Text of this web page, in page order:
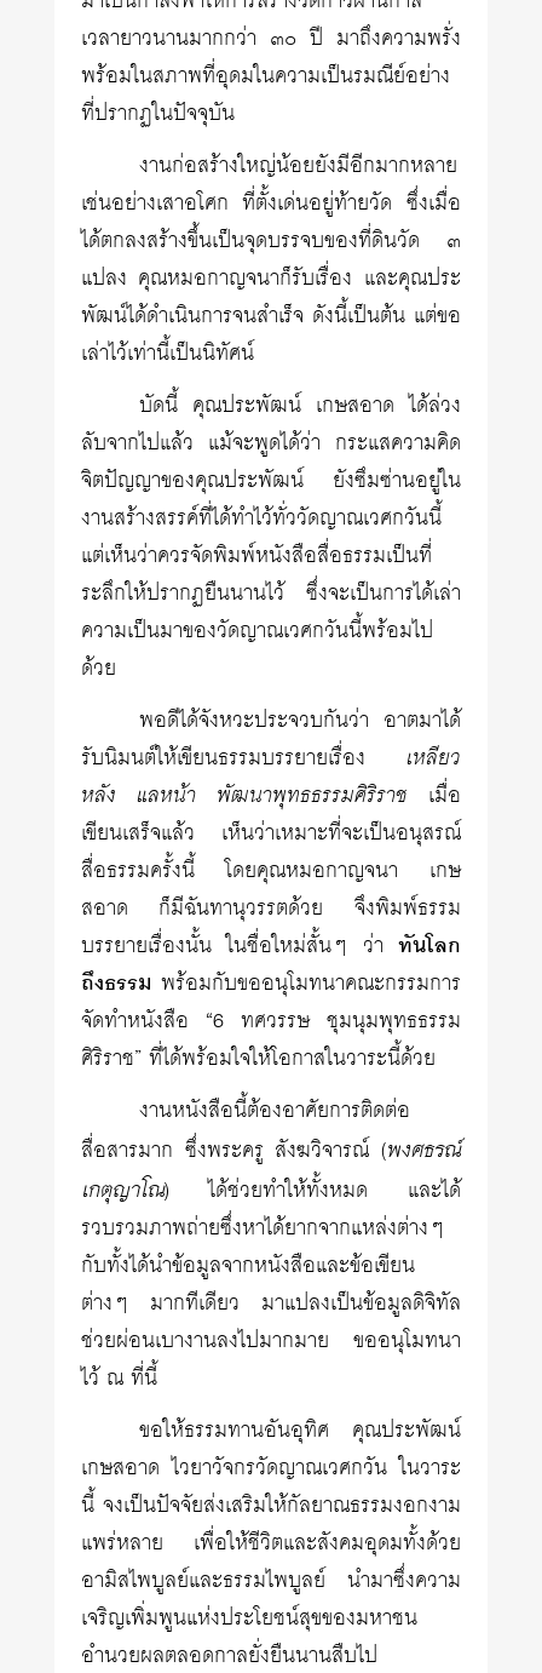
เวลายาวนานมากกว่า ๓๐ ปี มาถึงความพรั่ง
พร้อมในสภาพที่อุดมในความเป็นรมณีย์อย่าง
ที่ปรากฏในปัจจุบัน
งานก่อสร้างใหญ่น้อยยังมีอีกมากหลาย
เช่นอย่างเสาอโศก ที่ตั้งเด่นอยู่ท้ายวัด ซึ่งเมื่อ
ได้ตกลงสร้างขึ้นเป็นจุดบรรจบของที่ดินวัด ๓
แปลง คุณหมอกาญจนาก็รับเรื่อง และคุณประ
พัฒน์ได้ดำเนินการจนสำเร็จ ดังนี้เป็นต้น แต่ขอ
เล่าไว้เท่านี้เป็นนิทัศน์
บัดนี้ คุณประพัฒน์ เกษสอาด ได้ล่วง
ลับจากไปแล้ว แม้จะพูดได้ว่า กระแสความคิด
จิตปัญญาของคุณประพัฒน์ ยังซึมซ่านอยู่ใน
งานสร้างสรรค์ที่ได้ทำไว้ทั่ววัดญาณเวศกวันนี้
แต่เห็นว่าควรจัดพิมพ์หนังสือสื่อธรรมเป็นที่
ระลึกให้ปรากฏยืนนานไว้ ซึ่งจะเป็นการได้เล่า
ความเป็นมาของวัดญาณเวศกวันนี้พร้อมไป
ด้วย
พอดีได้จังหวะประจวบกันว่า อาตมาได้
รับนิมนต์ให้เขียนธรรมบรรยายเรื่อง เหลียว
หลัง แลหน้า พัฒนาพุทธธรรมศิริราช เมื่อ
เขียนเสร็จแล้ว เห็นว่าเหมาะที่จะเป็นอนุสรณ์
สื่อธรรมครั้งนี้ โดยคุณหมอกาญจนา เกษ
สอาด ก็มีฉันทานุวรรตด้วย จึงพิมพ์ธรรม
บรรยายเรื่องนั้น ในชื่อใหม่สั้นๆ ว่า ทันโลก
ถึงธรรม พร้อมกับขออนุโมทนาคณะกรรมการ
จัดทำหนังสือ “6 ทศวรรษ ชุมนุมพุทธธรรม
ศิริราช” ที่ได้พร้อมใจให้โอกาสในวาระนี้ด้วย
งานหนังสือนี้ต้องอาศัยการติดต่อ
สื่อสารมาก ซึ่งพระครู สังฆวิจารณ์ (พงศธรณ์
เกตุญาโณ) ได้ช่วยทำให้ทั้งหมด และได้
รวบรวมภาพถ่ายซึ่งหาได้ยากจากแหล่งต่างๆ
กับทั้งได้นำข้อมูลจากหนังสือและข้อเขียน
ต่างๆ มากทีเดียว มาแปลงเป็นข้อมูลดิจิทัล
ช่วยผ่อนเบางานลงไปมากมาย ขออนุโมทนา
ไว้ ณ ที่นี้
ขอให้ธรรมทานอันอุทิศ คุณประพัฒน์
เกษสอาด ไวยาวัจกรวัดญาณเวศกวัน ในวาระ
นี้ จงเป็นปัจจัยส่งเสริมให้กัลยาณธรรมงอกงาม
แพร่หลาย เพื่อให้ชีวิตและสังคมอุดมทั้งด้วย
อามิสไพบูลย์และธรรมไพบูลย์ นำมาซึ่งความ
เจริญเพิ่มพูนแห่งประโยชน์สุขของมหาชน
อำนวยผลตลอดกาลยั่งยืนนานสืบไป